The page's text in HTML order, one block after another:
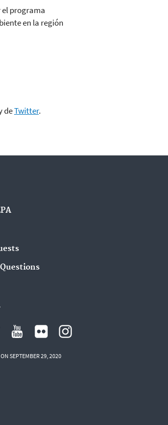
el programa
en la región
deTwitter.
SEPTEMBER 29, 2020